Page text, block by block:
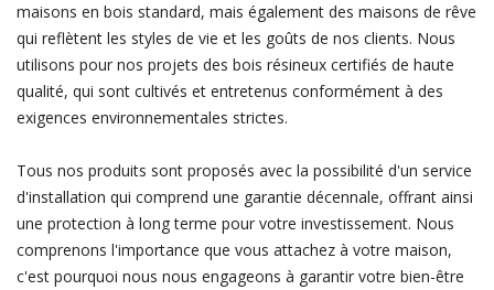
maisons en bois standard, mais également des maisons de rêve
qui reflètent les styles de vie et les goûts de nos clients. Nous
utilisons pour nos projets des bois résineux certifiés de haute
qualité, qui sont cultivés et entretenus conformément à des
exigences environnementales strictes.
Tous nos produits sont proposés avec la possibilité d'un service
d'installation qui comprend une garantie décennale, offrant ainsi
une protection à long terme pour votre investissement. Nous
comprenons l'importance que vous attachez à votre maison,
c'est pourquoi nous nous engageons à garantir votre bien-être